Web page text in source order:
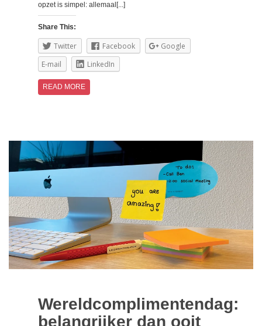
opzet is simpel: allemaal[...]
Share This:
Twitter Facebook
Google
E-mail
LinkedIn
READ MORE
Wereldcomplimentendag:
belangrijker dan ooit